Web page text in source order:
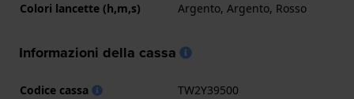
Colori lancette (h,m,s)
Argento, Argento, Rosso
Informazioni della cassa
Codice cassa
TW2Y39500